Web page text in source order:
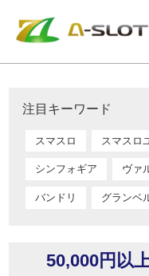
注目キーワード
スマスロ スマスロ
シンフォギア ヴァ
バンドリ グランベ
50,000円以